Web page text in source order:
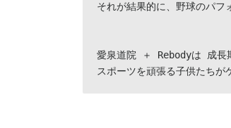
それが結果的に、野球のパフ
愛泉道院 ＋ Rebodyは 成長
スポーツを頑張る子供たちが